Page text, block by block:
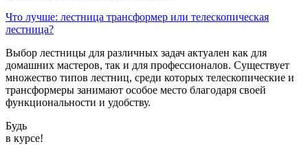
Что лучше: лестница трансформер или телескопическая
лестница?
Выбор лестницы для различных задач актуален как для
домашних мастеров, так и для профессионалов. Существует
множество типов лестниц, среди которых телескопические и
трансформеры занимают особое место благодаря своей
функциональности и удобству.
Будь
в курсе!